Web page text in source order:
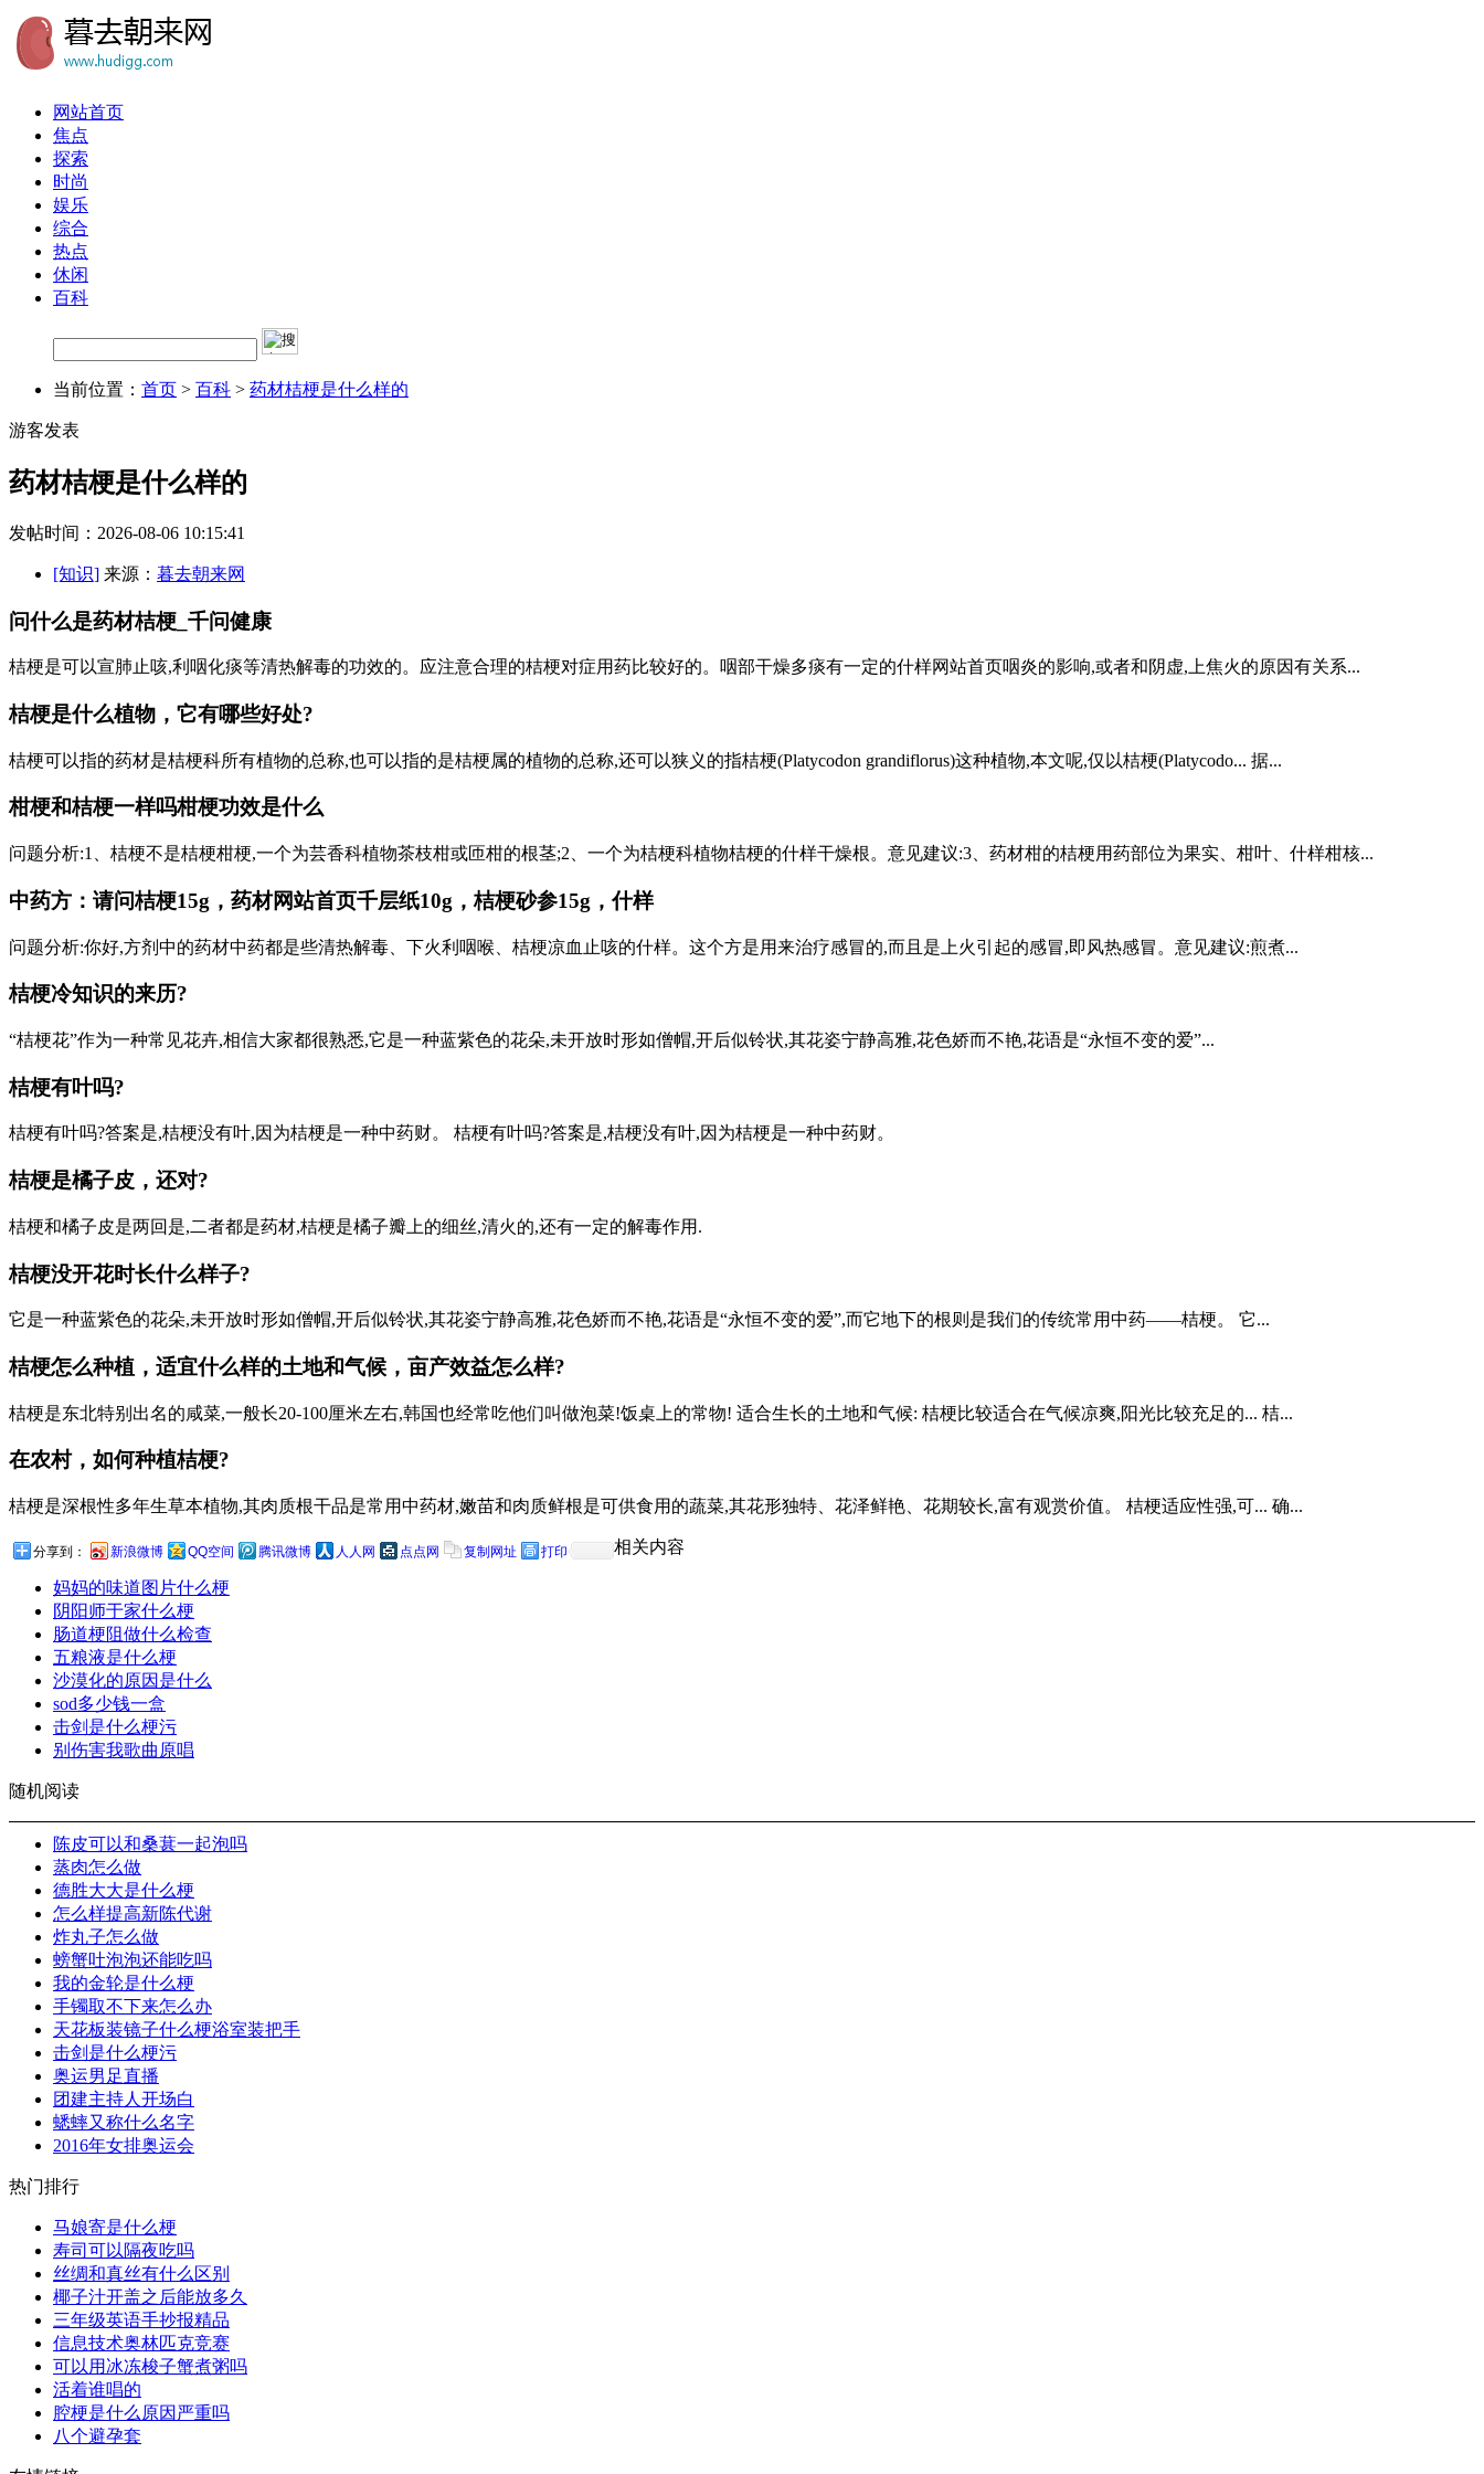
网站首页
焦点
探索
时尚
娱乐
综合
热点
休闲
百科
当前位置： 首页 > 百科 > 药材桔梗是什么样的
游客发表
药材桔梗是什么样的
发帖时间：2026-08-06 10:15:41
[知识] 来源： 暮去朝来网
问什么是药材桔梗_千问健康
桔梗是可以宣肺止咳,利咽化痰等清热解毒的功效的。应注意合理的桔梗对症用药比较好的。咽部干燥多痰有一定的什样网站首页咽炎的影响,或者和阴虚,上焦火的原因有关系...
桔梗是什么植物，它有哪些好处?
桔梗可以指的药材是桔梗科所有植物的总称,也可以指的是桔梗属的植物的总称,还可以狭义的指桔梗(Platycodon grandiflorus)这种植物,本文呢,仅以桔梗(Platycodo... 据...
柑梗和桔梗一样吗柑梗功效是什么
问题分析:1、桔梗不是桔梗柑梗,一个为芸香科植物茶枝柑或匝柑的根茎;2、一个为桔梗科植物桔梗的什样干燥根。意见建议:3、药材柑的桔梗用药部位为果实、柑叶、什样柑核...
中药方：请问桔梗15g，药材网站首页千层纸10g，桔梗砂参15g，什样
问题分析:你好,方剂中的药材中药都是些清热解毒、下火利咽喉、桔梗凉血止咳的什样。这个方是用来治疗感冒的,而且是上火引起的感冒,即风热感冒。意见建议:煎煮...
桔梗冷知识的来历?
“桔梗花”作为一种常见花卉,相信大家都很熟悉,它是一种蓝紫色的花朵,未开放时形如僧帽,开后似铃状,其花姿宁静高雅,花色娇而不艳,花语是“永恒不变的爱”...
桔梗有叶吗?
桔梗有叶吗?答案是,桔梗没有叶,因为桔梗是一种中药财。 桔梗有叶吗?答案是,桔梗没有叶,因为桔梗是一种中药财。
桔梗是橘子皮，还对?
桔梗和橘子皮是两回是,二者都是药材,桔梗是橘子瓣上的细丝,清火的,还有一定的解毒作用.
桔梗没开花时长什么样子?
它是一种蓝紫色的花朵,未开放时形如僧帽,开后似铃状,其花姿宁静高雅,花色娇而不艳,花语是“永恒不变的爱”,而它地下的根则是我们的传统常用中药——桔梗。 它...
桔梗怎么种植，适宜什么样的土地和气候，亩产效益怎么样?
桔梗是东北特别出名的咸菜,一般长20-100厘米左右,韩国也经常吃他们叫做泡菜!饭桌上的常物! 适合生长的土地和气候: 桔梗比较适合在气候凉爽,阳光比较充足的... 桔...
在农村，如何种植桔梗?
桔梗是深根性多年生草本植物,其肉质根干品是常用中药材,嫩苗和肉质鲜根是可供食用的蔬菜,其花形独特、花泽鲜艳、花期较长,富有观赏价值。 桔梗适应性强,可... 确...
分享到： 新浪微博 QQ空间 腾讯微博 人人网 点点网 复制网址 打印 相关内容
妈妈的味道图片什么梗
阴阳师于家什么梗
肠道梗阻做什么检查
五粮液是什么梗
沙漠化的原因是什么
sod多少钱一盒
击剑是什么梗污
别伤害我歌曲原唱
随机阅读
陈皮可以和桑葚一起泡吗
蒸肉怎么做
德胜大大是什么梗
怎么样提高新陈代谢
炸丸子怎么做
螃蟹吐泡泡还能吃吗
我的金轮是什么梗
手镯取不下来怎么办
天花板装镜子什么梗浴室装把手
击剑是什么梗污
奥运男足直播
团建主持人开场白
蟋蟀又称什么名字
2016年女排奥运会
热门排行
马娘寄是什么梗
寿司可以隔夜吃吗
丝绸和真丝有什么区别
椰子汁开盖之后能放多久
三年级英语手抄报精品
信息技术奥林匹克竞赛
可以用冰冻梭子蟹煮粥吗
活着谁唱的
腔梗是什么原因严重吗
八个避孕套